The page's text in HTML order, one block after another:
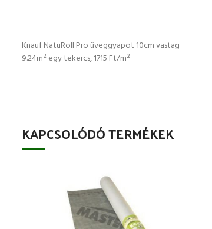
Knauf NatuRoll Pro üveggyapot 10cm vastag
9.24m² egy tekercs, 1715 Ft/m²
KAPCSOLÓDÓ TERMÉKEK